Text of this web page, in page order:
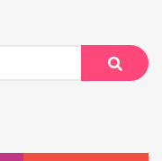
Suche